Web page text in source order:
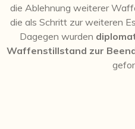
die Ablehnung weiterer
die als Schritt zur weiteren
Dagegen wurden
Waffenstillstand zur